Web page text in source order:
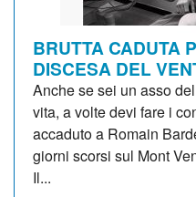
BRUTTA CADUTA
DISCESA DEL
Anche se sei un asso
vita, a volte devi fare i
accaduto a Romain
giorni scorsi sul Mont
Il...